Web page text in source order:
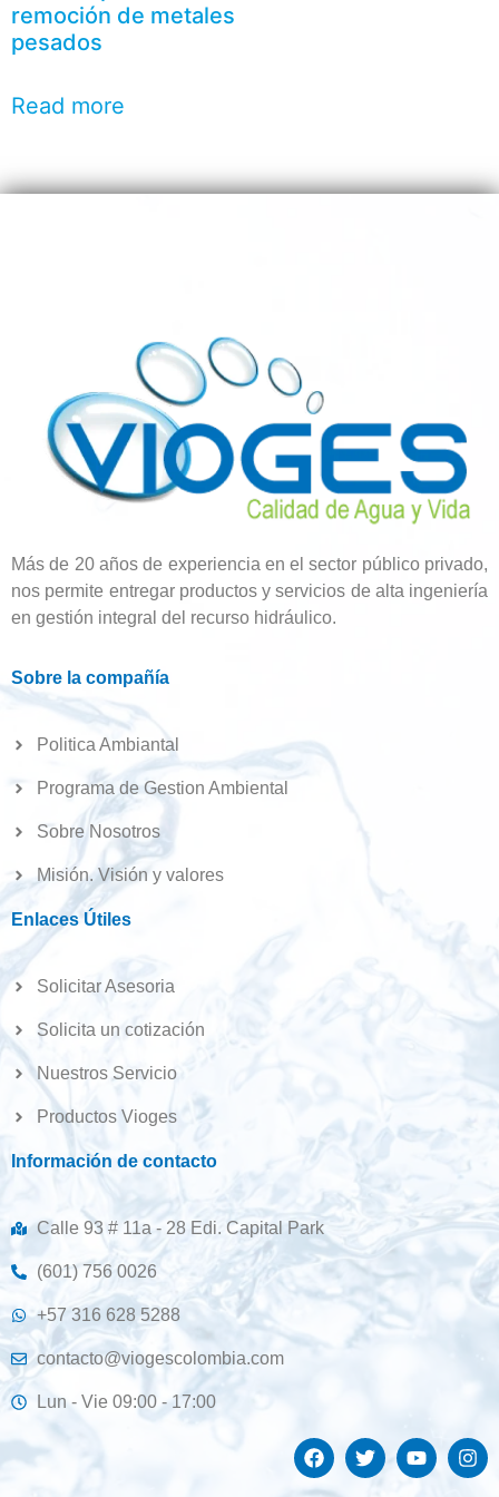
remoción de metales
pesados
Read more
Más de 20 años de experiencia en el sector público privado,
nos permite entregar productos y servicios de alta ingeniería
en gestión integral del recurso hidráulico.
Sobre la compañía
Politica Ambiantal
Programa de Gestion Ambiental
Sobre Nosotros
Misión. Visión y valores
Enlaces Útiles
Solicitar Asesoria
Solicita un cotización
Nuestros Servicio
Productos Vioges
Información de contacto
Calle 93 # 11a - 28 Edi. Capital Park
(601) 756 0026
+57 316 628 5288
contacto@viogescolombia.com
Lun - Vie 09:00 - 17:00